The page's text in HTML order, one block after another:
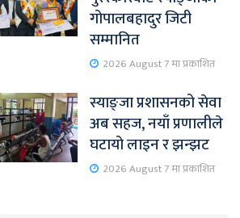
गोपालबहादुर जिटी
सम्मानित
2026 August 7 मा प्रकाशित
स्याङ्जा प्रशासनको सेवा
अब सहज, नयाँ प्रणालीले
घटायो लाइन र झन्झट
2026 August 7 मा प्रकाशित